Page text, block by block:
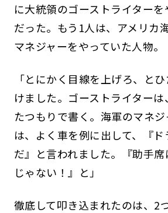
に大統領のゴーストライター
だった。もう1人は、アメリカ
マネジャーをやっていた人物。
「とにかく目線を上げろ、と
けました。ゴーストライター
たつもりで書く。海軍のマネ
は、よく車を例に出して、『
だ』と言われました。『助手
じゃない！』と」
徹底して叩き込まれたのは、2